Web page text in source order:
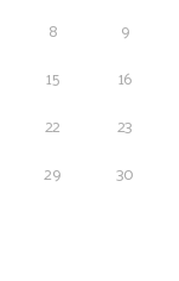
8
9
15
16
22
23
29
30